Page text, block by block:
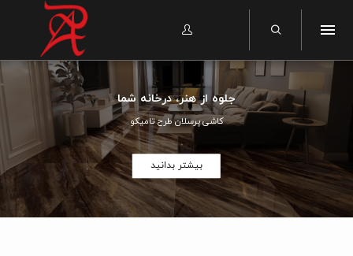
جلوه از هنر، درخانه شما
کاشی پرسلان طرح تامیکو
بیشتر بدانید